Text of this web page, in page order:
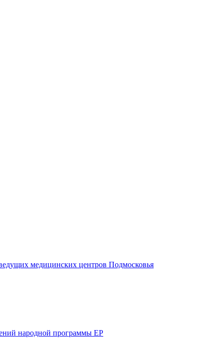
медицинских центров Подмосковья
народной программы ЕР